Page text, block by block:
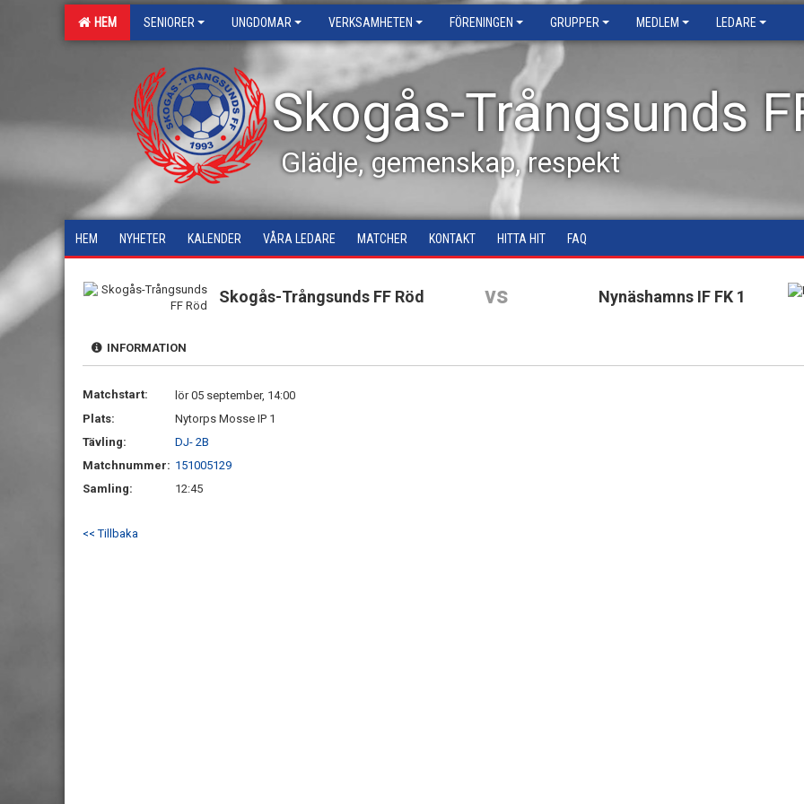
HEM SENIORER UNGDOMAR VERKSAMHETEN FÖRENINGEN GRUPPER MEDLEM LEDARE
Skogås-Trångsunds
Glädje, gemenskap, respekt
HEM NYHETER KALENDER VÅRA LEDARE MATCHER KONTAKT HITTA HIT FAQ
Skogås-Trångsunds FF Röd vs Nynäshamns IF FK 1
INFORMATION
Matchstart:
lör 05 september, 14:00
Plats:
Nytorps Mosse IP 1
Tävling:
DJ- 2B
Matchnummer: 151005129
Samling:
12:45
<< Tillbaka